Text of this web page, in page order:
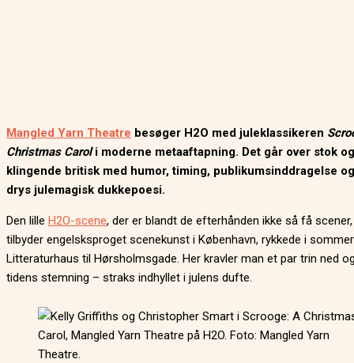
Mangled Yarn Theatre besøger H2O med juleklassikeren
Christmas Caroli moderne metaaftapning. Det går over stok
klingende britisk med humor, timing, publikumsinddragelse
drys julemagisk dukkepoesi.
Den lille H2O-scene, der er blandt de efterhånden ikke så få
tilbyder engelsksproget scenekunst i København, rykkede i
Litteraturhaus til Hørsholmsgade. Her kravler man et par trin ned
tidens stemning – straks indhyllet i julens dufte.